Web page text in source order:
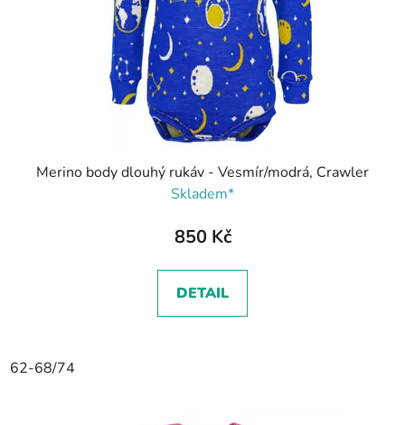
Merino body dlouhý rukáv - Vesmír/modrá, Crawler
Skladem*
850 Kč
DETAIL
62-68/74